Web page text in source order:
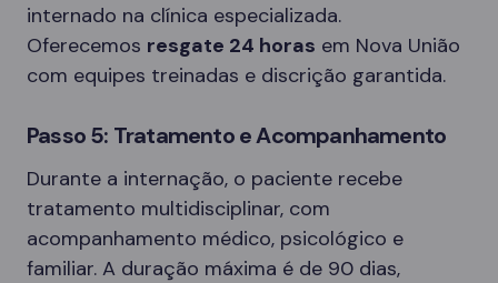
internado na clínica especializada.
Oferecemos resgate 24 horas em Nova União
com equipes treinadas e discrição garantida.
Passo 5: Tratamento e Acompanhamento
Durante a internação, o paciente recebe
tratamento multidisciplinar, com
acompanhamento médico, psicológico e
familiar. A duração máxima é de 90 dias,